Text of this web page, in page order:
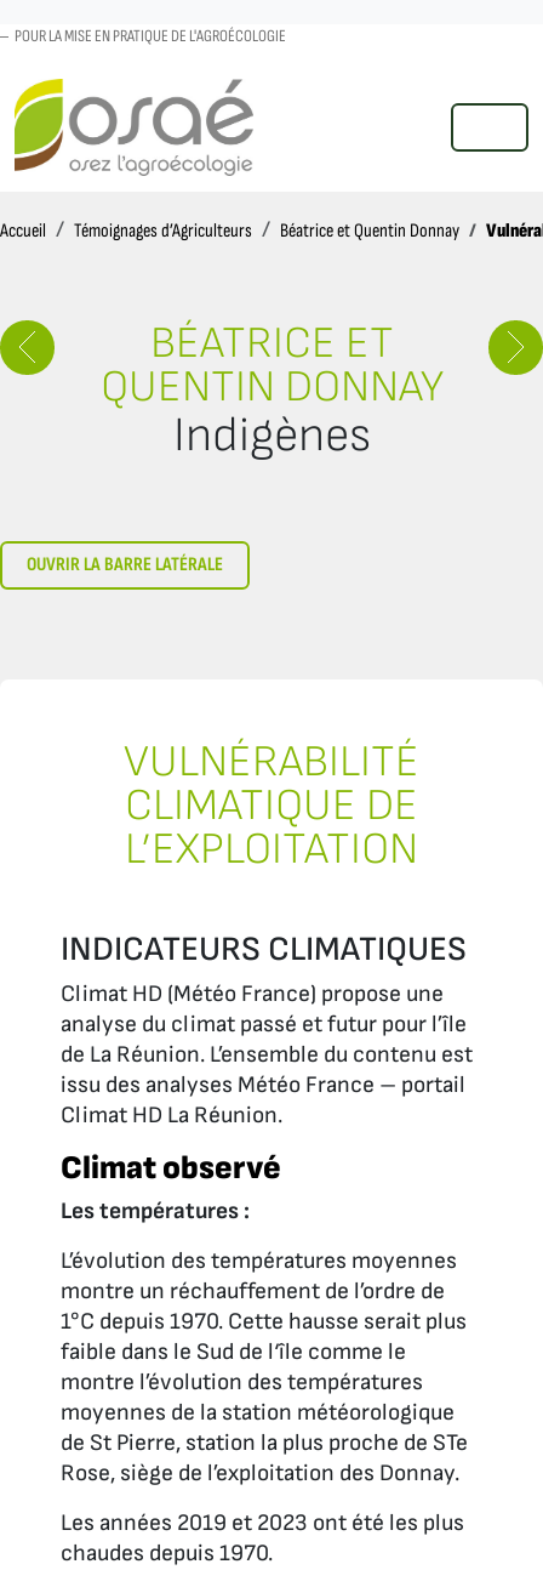
POUR LA MISE EN PRATIQUE DE L'AGROÉCOLOGIE
MENU
Accueil AccueilTémoignages d’Agriculteurs Béatrice et Quentin Donnay
BÉATRICE ET
QUENTIN DONNAY
Indigènes
OUVRIR LA BARRE LATÉRALE
VULNÉRABILITÉ
CLIMATIQUE DE
L’EXPLOITATION
INDICATEURS CLIMATIQUES
Climat HD (Météo France) propose une
analyse du climat passé et futur pour l’île
de La Réunion. L’ensemble du contenu est
issu des analyses Météo France – portail
Climat HD La Réunion.
Climat observé
Les températures :
L’évolution des températures moyennes
montre un réchauffement de l’ordre de
1°C depuis 1970. Cette hausse serait plus
faible dans le Sud de l‘île comme le
montre l’évolution des températures
moyennes de la station météorologique
de St Pierre, station la plus proche de STe
Rose, siège de l’exploitation des Donnay.
Les années 2019 et 2023 ont été les plus
chaudes depuis 1970.